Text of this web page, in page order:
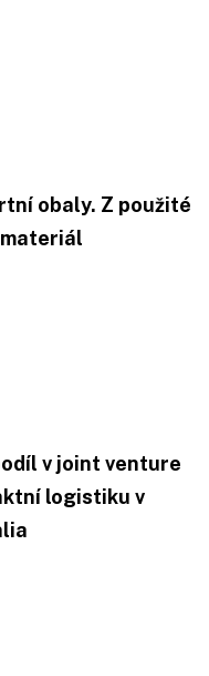
obaly. Z použité
v joint venture
logistiku v